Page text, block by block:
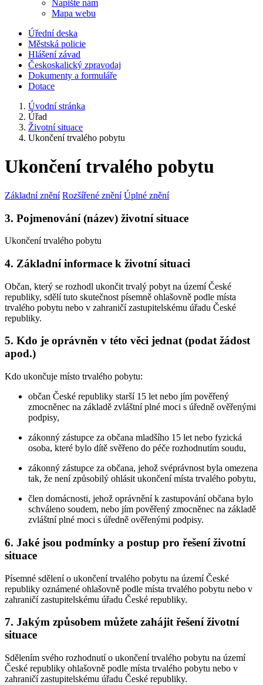
Napište nám
Mapa webu
Úřední deska
Městská policie
Hlášení závad
Českoskalický zpravodaj
Dokumenty a formuláře
Dotace
Úvodní stránka
Úřad
Životní situace
Ukončení trvalého pobytu
Ukončení trvalého pobytu
Základní znění Rozšířené znění Úplné znění
3. Pojmenování (název) životní situace
Ukončení trvalého pobytu
4. Základní informace k životní situaci
Občan, který se rozhodl ukončit trvalý pobyt na území České
republiky, sdělí tuto skutečnost písemně ohlašovně podle místa
trvalého pobytu nebo v zahraničí zastupitelskému úřadu České
republiky.
5. Kdo je oprávněn v této věci jednat (podat žádost
apod.)
Kdo ukončuje místo trvalého pobytu:
občan České republiky starší 15 let nebo jím pověřený
zmocněnec na základě zvláštní plné moci s úředně ověřenými
podpisy,
zákonný zástupce za občana mladšího 15 let nebo fyzická
osoba, které bylo dítě svěřeno do péče rozhodnutím soudu,
zákonný zástupce za občana, jehož svéprávnost byla omezena
tak, že není způsobilý ohlásit ukončení místa trvalého pobytu,
člen domácnosti, jehož oprávnění k zastupování občana bylo
schváleno soudem, nebo jím pověřený zmocněnec na základě
zvláštní plné moci s úředně ověřenými podpisy.
6. Jaké jsou podmínky a postup pro řešení životní
situace
Písemné sdělení o ukončení trvalého pobytu na území České
republiky oznámené ohlašovně podle místa trvalého pobytu nebo v
zahraničí zastupitelskému úřadu České republiky.
7. Jakým způsobem můžete zahájit řešení životní
situace
Sdělením svého rozhodnutí o ukončení trvalého pobytu na území
České republiky ohlašovně podle místa trvalého pobytu nebo v
zahraničí zastupitelskému úřadu České republiky.